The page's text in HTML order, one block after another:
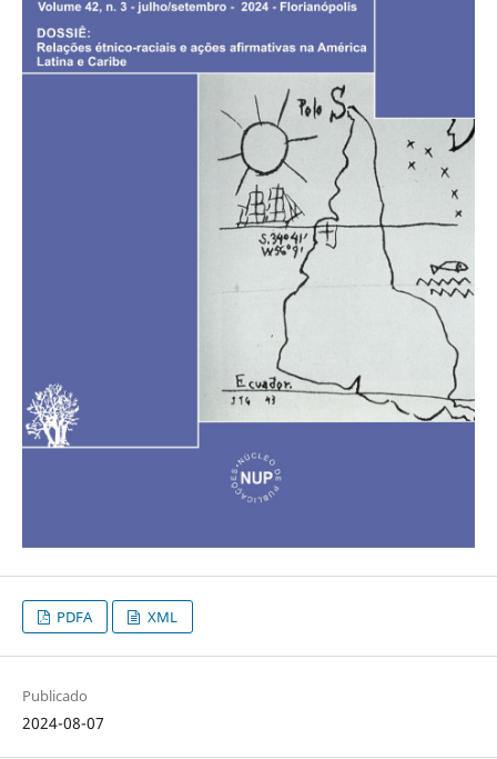
PDFA XML
Publicado
2024-08-07